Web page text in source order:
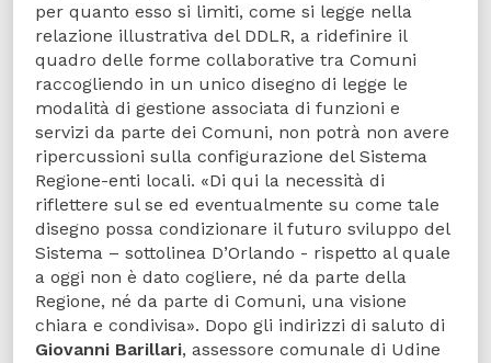
per quanto esso si limiti, come si legge nella
relazione illustrativa del DDLR, a ridefinire il
quadro delle forme collaborative tra Comuni
raccogliendo in un unico disegno di legge le
modalità di gestione associata di funzioni e
servizi da parte dei Comuni, non potrà non avere
ripercussioni sulla configurazione del Sistema
Regione-enti locali. «Di qui la necessità di
riflettere sul se ed eventualmente su come tale
disegno possa condizionare il futuro sviluppo del
Sistema – sottolinea D’Orlando - rispetto al quale
a oggi non è dato cogliere, né da parte della
Regione, né da parte di Comuni, una visione
chiara e condivisa». Dopo gli indirizzi di saluto di
Giovanni Barillari, assessore comunale di Udine